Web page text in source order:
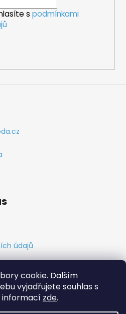
cookie. Dalším
vyjadřujete souhlas s
informací zde.
s podmínkami
údajů
Ochrana osobních údajů
O nás Vytvořil Cabakorp